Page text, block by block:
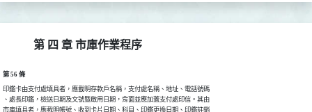
第 四 章 市庫作業程序
第 56 條
印鑑卡由支付處填具者，應載明存款戶名稱，支付處名稱、地址、電話號碼
、處長印鑑，檢送日期及文號暨啟用日期，背面並應加蓋支付處印信。其由
市庫填具者，應載明帳號、收到卡片日期、科目、印鑑更換日期、印鑑註銷